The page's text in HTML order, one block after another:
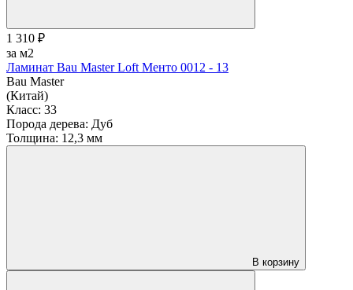
1 310 ₽
за м2
Ламинат Bau Master Loft Менто 0012 - 13
Bau Master
(Китай)
Класс: 33
Порода дерева: Дуб
Толщина: 12,3 мм
В корзину